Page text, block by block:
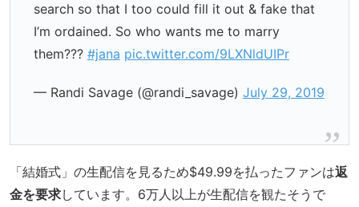
search so that I too could fill it out & fake that
I’m ordained. So who wants me to marry
them??? #jana pic.twitter.com/9LXNldUIPr
— Randi Savage (@randi_savage) July 29, 2019
「結婚式」の生配信を見るため$49.99を払ったファンは返
金を要求しています。6万人以上が生配信を観たそうで